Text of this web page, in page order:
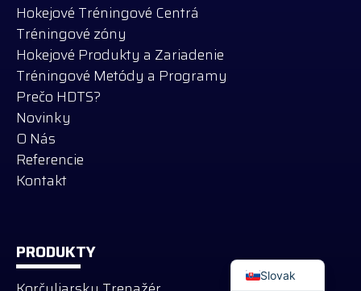
Hokejové Tréningové Centrá
Tréningové zóny
Hokejové Produkty a Zariadenie
Tréningové Metódy a Programy
Prečo HDTS?
Novinky
O Nás
Referencie
Kontakt
PRODUKTY
Slovak